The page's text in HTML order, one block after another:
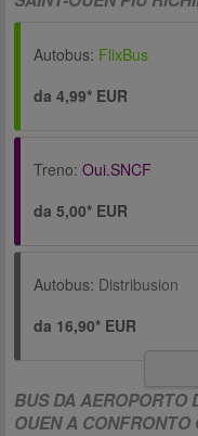
Autobus: FlixBus
da 4,99* EUR
Treno: Oui.SNCF
da 5,00* EUR
Autobus: Distribusion
da 16,90* EUR
BUS DA AEROPORTO
OUEN A CONFRONTO